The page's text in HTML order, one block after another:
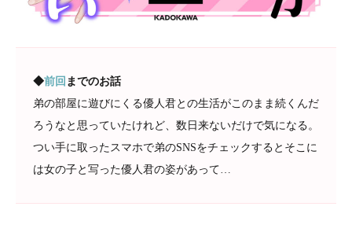
◆前回 までのお話
弟の部屋に遊びにくる優人君との生活がこのまま続くんだ
ろうなと思っていたけれど、数日来ないだけで気になる。
つい手に取ったスマホで弟のSNSをチェックするとそこに
は女の子と写った優人君の姿があって…